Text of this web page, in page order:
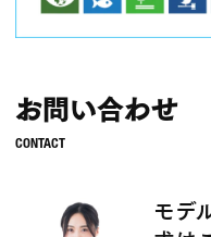
お問い合わせ
モデ